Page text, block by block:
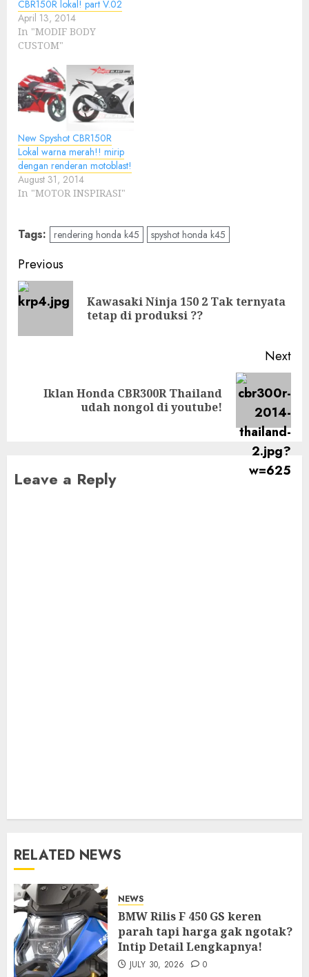
CBR150R lokal! part V.02
April 13, 2014
In "MODIF BODY
CUSTOM"
New Spyshot CBR150R
Lokal warna merah!! mirip
dengan renderan motoblast!
August 31, 2014
In "MOTOR INSPIRASI"
Tags: rendering honda k45 spyshot honda k45
Post
navigation
Previous
Kawasaki Ninja 150 2 Tak ternyata
tetap di produksi ??
Next
NextIklan Honda CBR300R Thailand
udah nongol di youtube!
Leave a Reply
RELATED NEWS
NEWS
BMW Rilis F 450 GS keren
parah tapi harga gak ngotak?
Intip Detail Lengkapnya!
JULY 30, 2026 0